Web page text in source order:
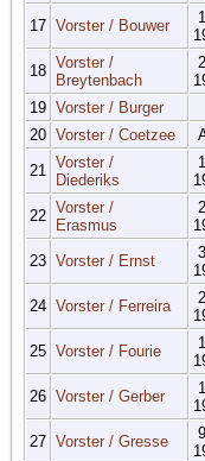
17 Vorster / Bouwer
18 Vorster /
Breytenbach
19 Vorster / Burger
20 Vorster / Coetzee
21
Vorster /
Diederiks
22 Vorster /
Erasmus
23 Vorster / Ernst
24 Vorster / Ferreira
25 Vorster / Fourie
26 Vorster / Gerber
27 Vorster / Gresse